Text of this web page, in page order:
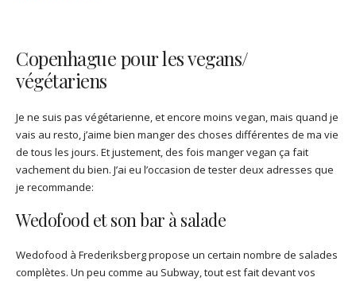
Copenhague pour les vegans/
végétariens
Je ne suis pas végétarienne, et encore moins vegan, mais quand je
vais au resto, j’aime bien manger des choses différentes de ma vie
de tous les jours. Et justement, des fois manger vegan ça fait
vachement du bien. J’ai eu l’occasion de tester deux adresses que
je recommande:
Wedofood et son bar à salade
Wedofood à Frederiksberg propose un certain nombre de salades
complètes. Un peu comme au Subway, tout est fait devant vos